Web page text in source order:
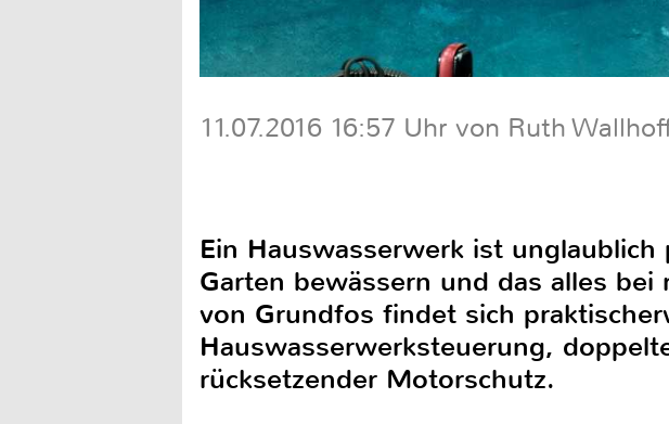
11.07.2016 16:57 Uhr von Ruth
Ein Hauswasserwerk ist
Garten bewässern und das alles
von Grundfos findet sich
Hauswasserwerksteuerung,
rücksetzender Motorschutz.